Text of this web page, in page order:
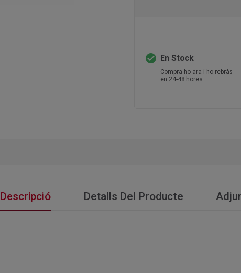
check_circle En Stock
Compra-ho ara i ho rebràs
en 24-48 hores
Descripció Detalls Del Producte